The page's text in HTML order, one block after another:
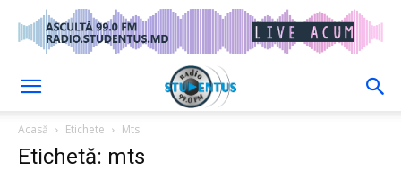
Acasă Etichete Mts
Etichetă: mts